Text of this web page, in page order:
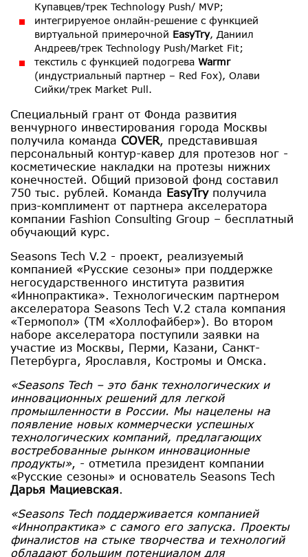
Купавцев/трек Technology Push/ MVP;
интегрируемое онлайн-решение с функцией
виртуальной примерочной EasyTry, Даниил
Андреев/трек Technology Push/Market Fit;
текстиль с функцией подогрева Warmr
(индустриальный партнер – Red Fox), Олави
Сийки/трек Market Pull.
Специальный грант от Фонда развития
венчурного инвестирования города Москвы
получила команда COVER, представившая
персональный контур-кавер для протезов ног -
косметические накладки на протезы нижних
конечностей. Общий призовой фонд составил
750 тыс. рублей. Команда EasyTryполучила
приз-комплимент от партнера акселератора
компании Fashion Consulting Group – бесплатный
обучающий курс.
Seasons Tech V.2 - проект, реализуемый
компанией «Русские сезоны» при поддержке
негосударственного института развития
«Иннопрактика». Технологическим партнером
акселератора Seasons Tech V.2 стала компания
«Термопол» (ТМ «Холлофайбер»). Во втором
наборе акселератора поступили заявки на
участие из Москвы, Перми, Казани, Санкт-
Петербурга, Ярославля, Костромы и Омска.
«Seasons Tech – это банк технологических и
инновационных решений для легкой
промышленности в России. Мы нацелены на
появление новых коммерчески успешных
технологических компаний, предлагающих
востребованные рынком инновационные
продукты», - отметила президент компании
«Русские сезоны» и основатель Seasons Tech
Дарья Мациевская.
«Seasons Tech поддерживается компанией
«Иннопрактика» с самого его запуска. Проекты
финалистов на стыке творчества и технологий
обладают большим потенциалом для